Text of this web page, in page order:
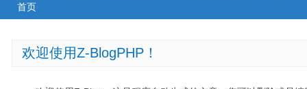
首页
欢迎使用Z-BlogPHP！